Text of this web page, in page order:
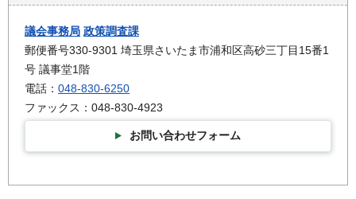
議会事務局 政策調査課
郵便番号330-9301 埼玉県さいたま市浦和区高砂三丁目15番1
号 議事堂1階
電話： 048-830-6250
ファックス：048-830-4923
お問い合わせフォーム